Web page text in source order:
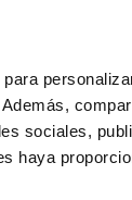
sociales,
haya